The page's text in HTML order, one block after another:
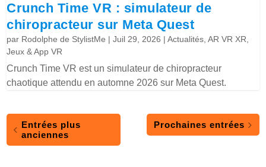
Crunch Time VR : simulateur de
chiropracteur sur Meta Quest
par Rodolphe de StylistMe |Juil 29, 2026 |Actualités,AR VR XR,
Jeux & App VR
Crunch Time VR est un simulateur de chiropracteur
chaotique attendu en automne 2026 sur Meta Quest.
Entrées plus
anciennes
Prochaines entrées